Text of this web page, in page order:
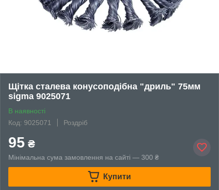
Щітка сталева конусоподібна "дриль" 75мм
sigma 9025071
В наявності
Код: 9025071
Роздріб
95 ₴
Мінімальна сума замовлення на сайті — 300 ₴
Купити